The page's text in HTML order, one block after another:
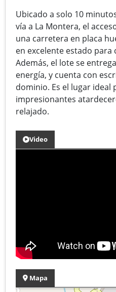
Ubicado a solo 10
vía a La Montera, el
una carretera en placa
en excelente estado para
Además, el lote se
energía, y cuenta con
dominio. Es el lugar ideal
impresionantes
relajado.
Video
Mapa